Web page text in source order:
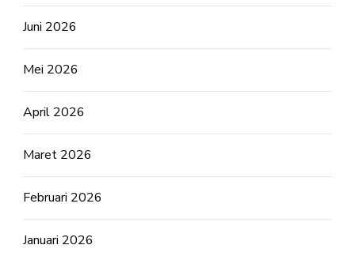
Juni 2026
Mei 2026
April 2026
Maret 2026
Februari 2026
Januari 2026